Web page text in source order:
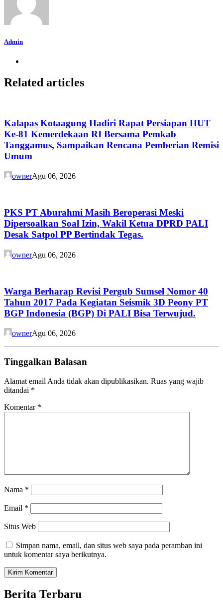
Admin
Related articles
Kalapas Kotaagung Hadiri Rapat Persiapan HUT
Ke-81 Kemerdekaan RI Bersama Pemkab
Tanggamus, Sampaikan Rencana Pemberian Remisi
Umum
ownerAgu 06, 2026
PKS PT Aburahmi Masih Beroperasi Meski
Dipersoalkan Soal Izin, Wakil Ketua DPRD PALI
Desak Satpol PP Bertindak Tegas.
ownerAgu 06, 2026
Warga Berharap Revisi Pergub Sumsel Nomor 40
Tahun 2017 Pada Kegiatan Seismik 3D Peony PT
BGP Indonesia (BGP) Di PALI Bisa Terwujud.
ownerAgu 06, 2026
Tinggalkan Balasan
Alamat email Anda tidak akan dipublikasikan. Ruas yang wajib
ditandai *
Komentar *
Nama *
Email *
Situs Web
Simpan nama, email, dan situs web saya pada peramban ini
untuk komentar saya berikutnya.
Berita Terbaru